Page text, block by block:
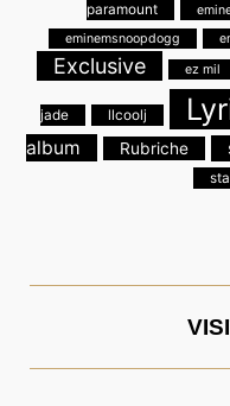
paramount
eminemsnoopdogg
Exclusive ez mil
jade llcoolj
album
Rubriche